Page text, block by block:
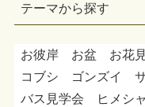
テーマから探す
お彼岸 お盆 お花
コブシ
ゴンズイ
バス見学会
ヒメシ